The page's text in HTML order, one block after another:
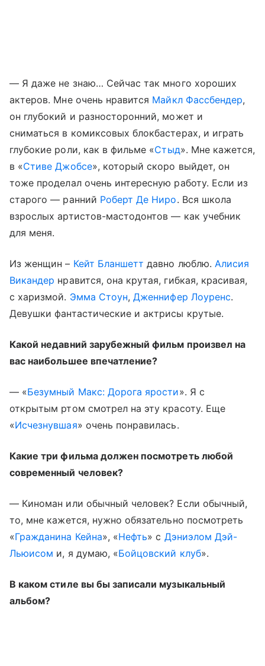
— Я даже не знаю… Сейчас так много хороших
актеров. Мне очень нравится Майкл Фассбендер,
он глубокий и разносторонний, может и
сниматься в комиксовых блокбастерах, и играть
глубокие роли, как в фильме «Стыд». Мне кажется,
в «Стиве Джобсе», который скоро выйдет, он
тоже проделал очень интересную работу. Если из
старого — ранний Роберт Де Ниро. Вся школа
взрослых артистов-мастодонтов — как учебник
для меня.
Из женщин – Кейт Бланшетт давно люблю. Алисия
Викандер нравится, она крутая, гибкая, красивая,
с харизмой. Эмма Стоун,Дженнифер Лоуренс.
Девушки фантастические и актрисы крутые.
Какой недавний зарубежный фильм произвел на
вас наибольшее впечатление?
— «Безумный Макс: Дорога ярости». Я с
открытым ртом смотрел на эту красоту. Еще
«Исчезнувшая» очень понравилась.
Какие три фильма должен посмотреть любой
современный человек?
— Киноман или обычный человек? Если обычный,
то, мне кажется, нужно обязательно посмотреть
«Гражданина Кейна», «Нефть» с Дэниэлом Дэй-
Льюисом и, я думаю, «Бойцовский клуб».
В каком стиле вы бы записали музыкальный
альбом?